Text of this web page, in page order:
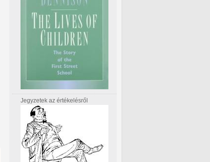
Jegyzetek az értékelésről